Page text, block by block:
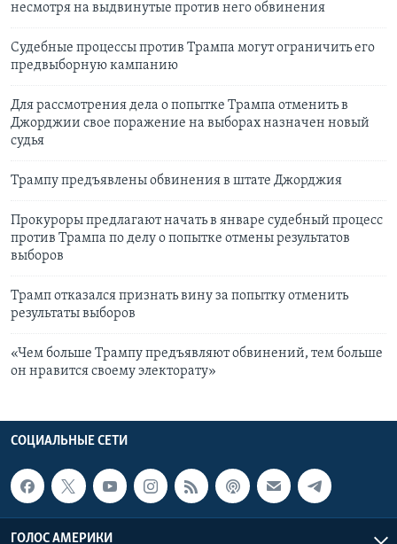
несмотря на выдвинутые против него обвинения
Судебные процессы против Трампа могут ограничить его
предвыборную кампанию
Для рассмотрения дела о попытке Трампа отменить в
Джорджии свое поражение на выборах назначен новый
судья
Трампу предъявлены обвинения в штате Джорджия
Прокуроры предлагают начать в январе судебный процесс
против Трампа по делу о попытке отмены результатов
выборов
Трамп отказался признать вину за попытку отменить
результаты выборов
«Чем больше Трампу предъявляют обвинений, тем больше
он нравится своему электорату»
СОЦИАЛЬНЫЕ СЕТИ
ГОЛОС АМЕРИКИ